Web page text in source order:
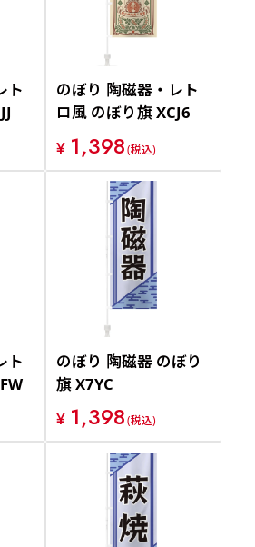
ト
のぼり 陶磁器・レト
ロ風 のぼり旗 XCJ6
¥ 1,398(税込)
ト
のぼり 陶磁器 のぼり
旗 X7YC
¥ 1,398(税込)